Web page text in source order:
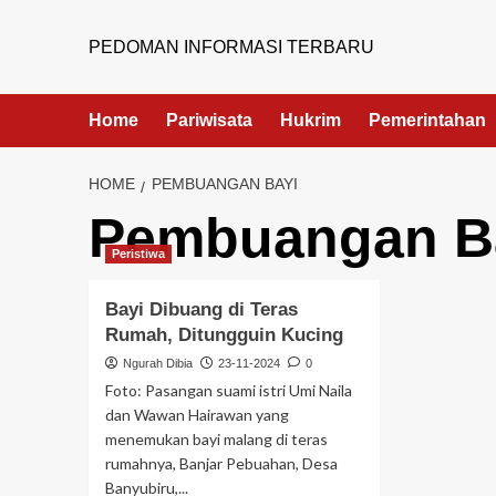
PEDOMAN INFORMASI TERBARU
Home Pariwisata Hukrim Pemerintahan
HOME PEMBUANGAN BAYI
Pembuangan
Peristiwa
Bayi Dibuang di Teras
Rumah, Ditungguin Kucing
Ngurah Dibia 23-11-2024 0
Foto: Pasangan suami istri Umi Naila
dan Wawan Hairawan yang
menemukan bayi malang di teras
rumahnya, Banjar Pebuahan, Desa
Banyubiru,...